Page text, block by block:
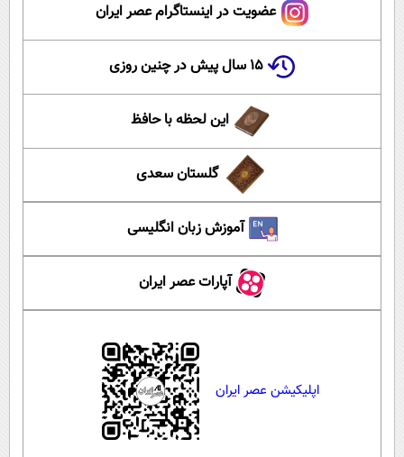
عضویت در اینستاگرام عصر ایران
۱۵ سال پیش در چنین روزی
این لحظه با حافظ
گلستان سعدی
آموزش زبان انگلیسی
آپارات عصر ایران
اپلیکیشن عصر ایران